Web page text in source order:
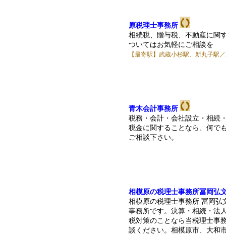
原税理士事務所
相続税、贈与税、不動産に関
ついてはお気軽にご相談を
【最寄駅】武蔵小杉駅、新丸子駅
青木会計事務所
税務・会計・会社設立・相続
税金に関することなら、何で
ご相談下さい。
相模原の税理士事務所冨岡弘
相模原の税理士事務所 冨岡弘
事務所です。決算・相続・法
税対策のことなら当税理士事
談ください。相模原市、大和